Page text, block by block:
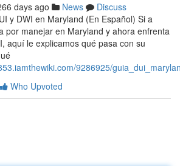
days ago News
Discuss
y DWI en Maryland (En Español) Si a
por manejar en Maryland y ahora enfrenta
aquí le explicamos qué pasa con su
9286925/
Who Upvoted